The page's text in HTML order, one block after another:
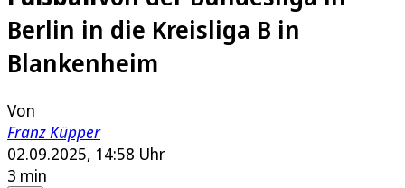
Berlin in die Kreisliga B in
Blankenheim
Von
Franz Küpper
02.09.2025, 14:58 Uhr
3 min